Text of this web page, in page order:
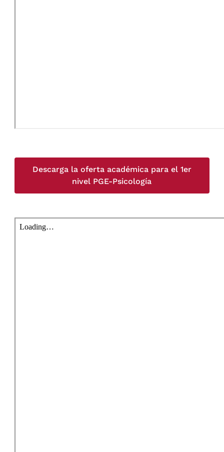
Descarga la oferta académica para el 1er
nivel PGE-Psicología